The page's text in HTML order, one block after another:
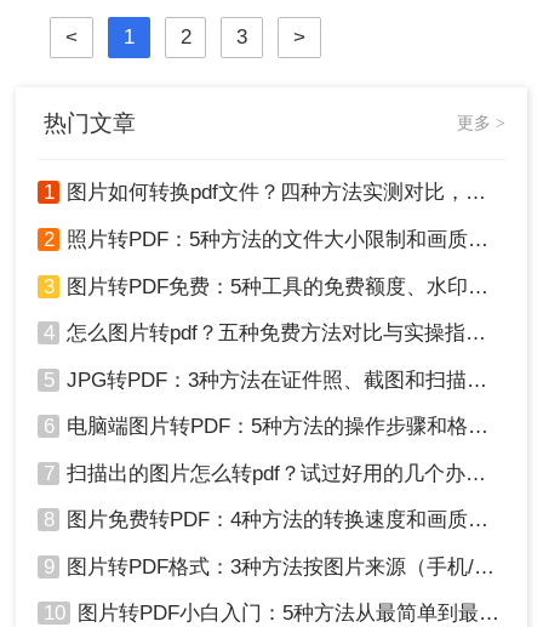
为从事电脑办公软件测评多年的博
主，小编深知职场办公人群对高效转
换工具的渴求，今天就分享超实用方
< 1 2 3 >
热门文章 更多 >
1 图片如何转换pdf文件？四种方法实测对比，附各场景最优选！
2 照片转PDF：5种方法的文件大小限制和画质保留实测！
3 图片转PDF免费：5种工具的免费额度、水印和文件限制对比！
4 怎么图片转pdf？五种免费方法对比与实操指南（附详细表格）！
5 JPG转PDF：3种方法在证件照、截图和扫描件上的转换精度差异！
6 电脑端图片转PDF：5种方法的操作步骤和格式保留对比！
7 扫描出的图片怎么转pdf？试过好用的几个办法！
8 图片免费转PDF：4种方法的转换速度和画质损失对比！
9 图片转PDF格式：3种方法按图片来源（手机/相机/截图）选！
10 图片转PDF小白入门：5种方法从最简单到最专业逐步升级！